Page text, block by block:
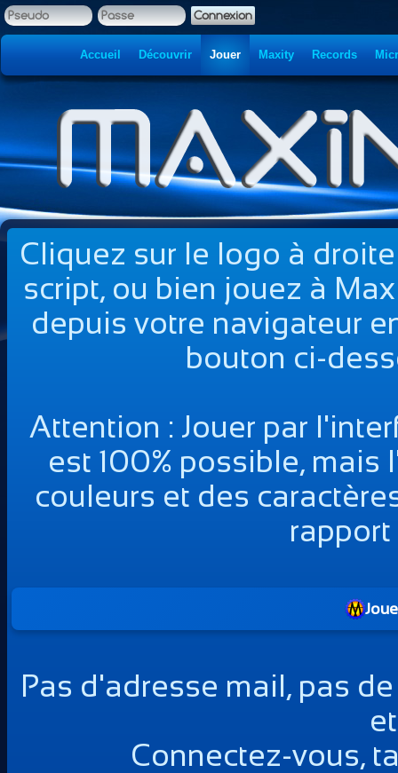
Accueil Découvrir Jouer Maxity Records
Cliquez sur le logo à
script, ou bien jouez à
depuis votre navigateur
bouton ci-
Attention : Jouer par
est 100% possible, mais
couleurs et des
rapport
Pas d'adresse mail, pas
Connectez-vous,